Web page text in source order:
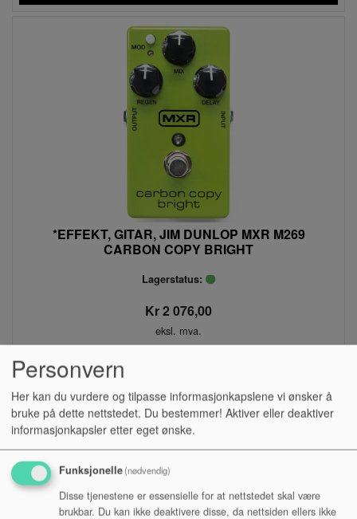
*EFFEKT, GITAR, JIM DUNLOP MXR M269
CARBON COPY BRIGHT
Lagerstatus:
Kr 2 076,00
eksl. mva.
Personvern
Her kan du vurdere og tilpasse informasjonkapslene vi ønsker å
bruke på dette nettstedet. Du bestemmer! Aktiver eller deaktiver
informasjonkapsler etter eget ønske.
Funksjonelle(nødvendig)
Disse tjenestene er essensielle for at nettstedet skal være
brukbar. Du kan ikke deaktivere disse, da nettsiden ellers ikke